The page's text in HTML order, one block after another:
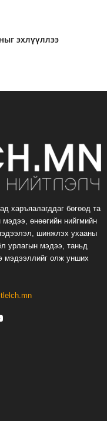
эхлүүллээ
харъяалагддаг бөгөөд та
өнөөгийн нийгмийн
шинжлэх ухааны
урлагын мэдээ, таньд
мэдээллийг олж унших